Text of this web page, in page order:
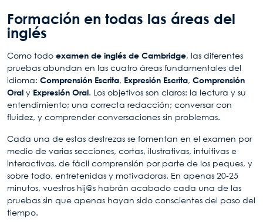
Formación en todas las áreas del
inglés
Como todo examen de inglés de Cambridge, las diferentes
pruebas abundan en las cuatro áreas fundamentales del
idioma: Comprensión Escrita, Expresión Escrita, Comprensión
Oral y Expresión Oral. Los objetivos son claros: la lectura y su
entendimiento; una correcta redacción; conversar con
fluidez, y comprender conversaciones sin problemas.
Cada una de estas destrezas se fomentan en el examen por
medio de varias secciones, cortas, ilustrativas, intuitivas e
interactivas, de fácil comprensión por parte de los peques, y
sobre todo, entretenidas y motivadoras. En apenas 20-25
minutos, vuestros hij@s habrán acabado cada una de las
pruebas sin que apenas hayan sido conscientes del paso del
tiempo.